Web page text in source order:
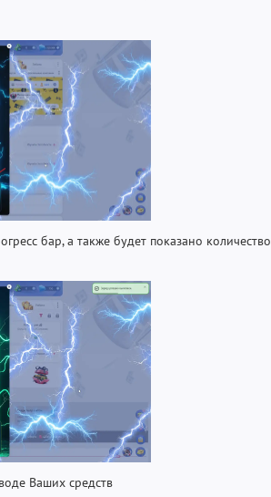
бар, а также будет показано количество
Ваших средств